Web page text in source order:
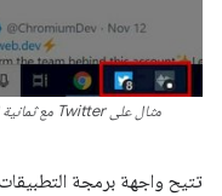
مثال على Twitter مع ثمانية إشعارات وتطبيق آخر يعرض شارة من نوع العلم.